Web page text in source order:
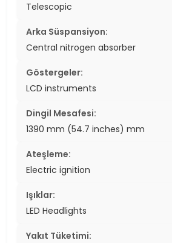
Telescopic
Arka Süspansiyon:
Central nitrogen absorber
Göstergeler:
LCD instruments
Dingil Mesafesi:
1390 mm (54.7 inches) mm
Ateşleme:
Electric ignition
Işıklar:
LED Headlights
Yakıt Tüketimi: